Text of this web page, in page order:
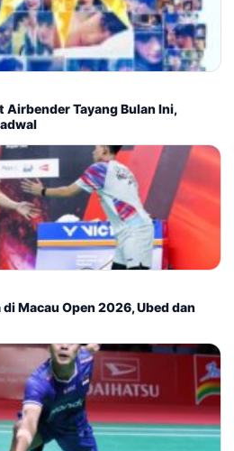
Airbender Tayang Bulan Ini,
Macau Open 2026, Ubed dan